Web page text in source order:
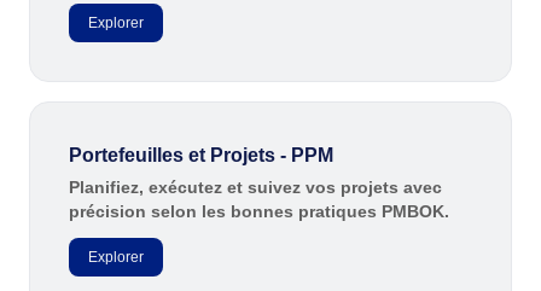
ISO 14971
ISO 45001
ISO 20000
CBOK
ISO 19011
ISO 13485
ISO 22301
COBIT
BPMN
Explorer
Portefeuilles et Projets - PPM
Planifiez, exécutez et suivez vos projets avec
précision selon les bonnes pratiques PMBOK.
Explorer